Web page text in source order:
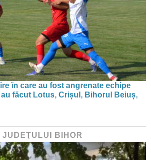
în care au fost angrenate echipe
au făcut Lotus, Crișul, Bihorul Beiuș,
JUDEŢULUI BIHOR